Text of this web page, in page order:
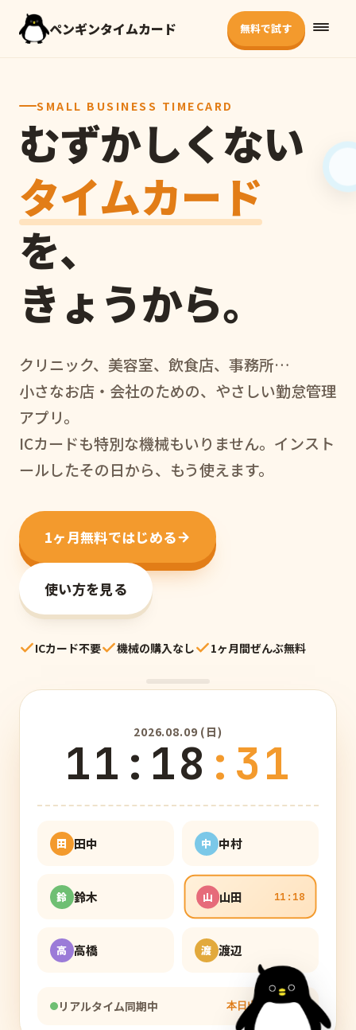
ペンギンタイムカード 無料で試す
SMALL BUSINESS TIMECARD
むずかしくない
タイムカード
を、
きょうから。
クリニック、美容室、飲食店、事務所…
小さなお店・会社のための、やさしい勤怠管理
アプリ。
ICカードも特別な機械もいりません。インスト
ールしたその日から、もう使えます。
1ヶ月無料ではじめる
使い方を見る
ICカード不要 機械の購入なし 1ヶ月間ぜんぶ無料
2026.08.09 (日)
11 : 18 : 32
田 田中 中 中村
鈴 鈴木 山 山田 11:18
高 高橋 渡 渡辺
リアルタイム同期中 本日出勤2/ 6